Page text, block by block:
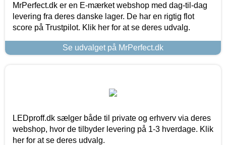
MrPerfect.dk er en E-mærket webshop med dag-til-dag
levering fra deres danske lager. De har en rigtig flot
score på Trustpilot. Klik her for at se deres udvalg.
Se udvalget på MrPerfect.dk
LEDproff.dk sælger både til private og erhverv via deres
webshop, hvor de tilbyder levering på 1-3 hverdage. Klik
her for at se deres udvalg.